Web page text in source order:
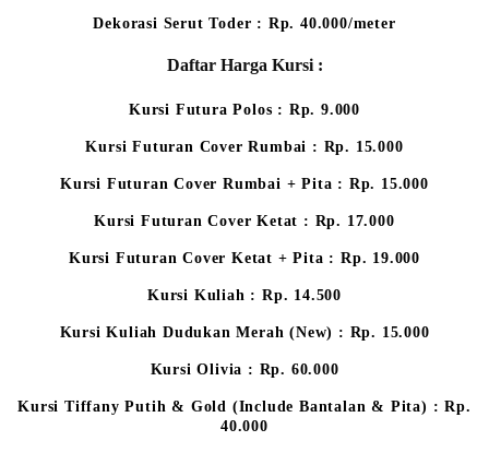
Dekorasi Serut Toder : Rp. 40.000/meter
Daftar Harga Kursi :
Kursi Futura Polos : Rp. 9.000
Kursi Futuran Cover Rumbai : Rp. 15.000
Kursi Futuran Cover Rumbai + Pita : Rp. 15.000
Kursi Futuran Cover Ketat : Rp. 17.000
Kursi Futuran Cover Ketat + Pita : Rp. 19.000
Kursi Kuliah : Rp. 14.500
Kursi Kuliah Dudukan Merah (New) : Rp. 15.000
Kursi Olivia : Rp. 60.000
Kursi Tiffany Putih & Gold (Include Bantalan & Pita) : Rp.
40.000